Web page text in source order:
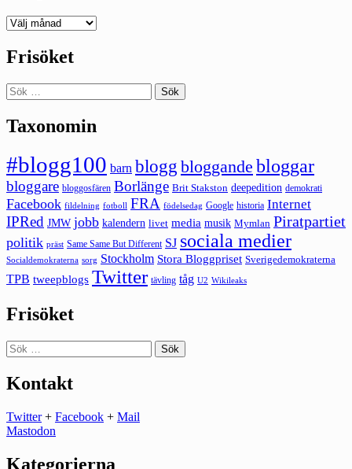
Deepedition
Frisöket
Sök
efter:
Taxonomin
#blogg100 barn blogg bloggande bloggar
bloggare bloggosfären Borlänge Brit Stakston deepedition demokrati
Facebook fildelning fotboll FRA födelsedag Google historia Internet
IPRed JMW jobb kalendern livet media musik Mymlan Piratpartiet
politik präst Same Same But Different SJ sociala medier
Socialdemokraterna sorg Stockholm Stora Bloggpriset Sverigedemokraterna
TPB tweepblogs Twitter tävling tåg U2 Wikileaks
Frisöket
Sök
efter:
Kontakt
Twitter+ Facebook + Mail
Mastodon
Kategorierna